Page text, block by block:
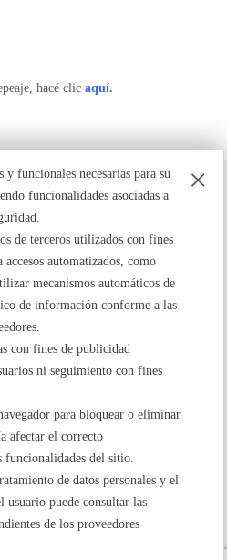
hacé clic aquí.
por peajes sin contratiempos
Ajuste de Tarifas de Peajes
Términos y Condiciones
Privacidad
/
×
funcionales necesarias para su
funcionalidades asociadas a
de terceros utilizados con fines
automatizados, como
mecanismos automáticos de
de información conforme a las
con fines de publicidad
ni seguimiento con fines
para bloquear o eliminar
afectar el correcto
funcionalidades del sitio.
de datos personales y el
usuario puede consultar las
de los proveedores